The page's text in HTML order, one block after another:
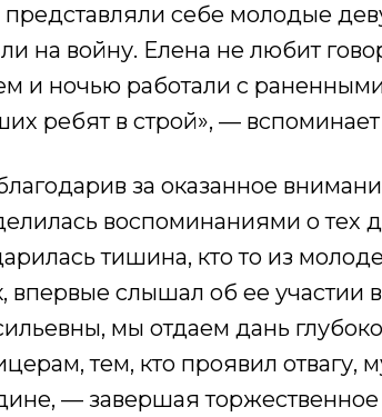
представляли себе молодые
на войну. Елена не любит
и ночью работали с
ребят в строй», —
за оказанное
воспоминаниями о тех
тишина, кто то из
впервые слышал об ее участии
мы отдаем дань
тем, кто проявил отвагу,
— завершая